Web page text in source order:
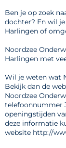
Ben je op zoek
dochter? En wil
Harlingen of
Noordzee
Harlingen met
Wil je weten wat
Bekijk dan de
Noordzee
telefoonnummer
openingstijden
deze informatie
website http://